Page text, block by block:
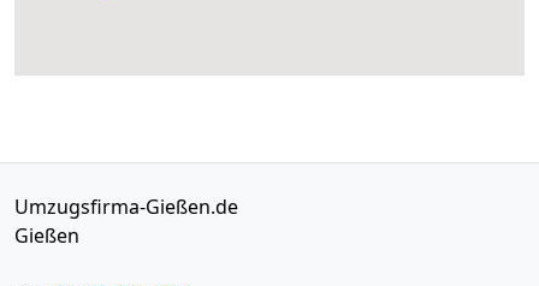
Umzugsfirma-Gießen.de
Gießen